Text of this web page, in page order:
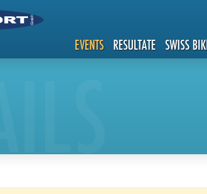
EVENTS RESULTATE SWISS